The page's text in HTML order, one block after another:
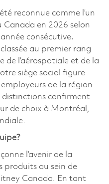
reconnue comme l’un
Canada en 2026 selon
consécutive.
classée au premier rang
de l’aérospatiale et de la
siège social figure
de la région
distinctions confirment
de choix à Montréal,
.
l’avenir de la
produits au sein de
Canada. En tant